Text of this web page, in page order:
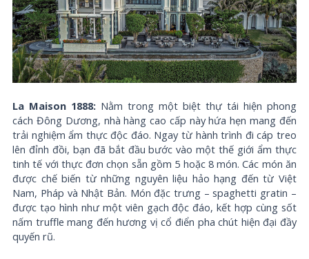
La Maison 1888: Nằm trong một biệt thự tái hiện phong
cách Đông Dương, nhà hàng cao cấp này hứa hẹn mang đến
trải nghiệm ẩm thực độc đáo. Ngay từ hành trình đi cáp treo
lên đỉnh đồi, bạn đã bắt đầu bước vào một thế giới ẩm thực
tinh tế với thực đơn chọn sẵn gồm 5 hoặc 8 món. Các món ăn
được chế biến từ những nguyên liệu hảo hạng đến từ Việt
Nam, Pháp và Nhật Bản. Món đặc trưng – spaghetti gratin –
được tạo hình như một viên gạch độc đáo, kết hợp cùng sốt
nấm truffle mang đến hương vị cổ điển pha chút hiện đại đầy
quyến rũ.